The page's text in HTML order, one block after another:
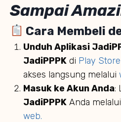
Sampai
Cara Membeli
Unduh Aplikasi
JadiPPPK di Play Store
akses langsung melalui
Masuk ke Akun Anda:
JadiPPPK Anda
web.